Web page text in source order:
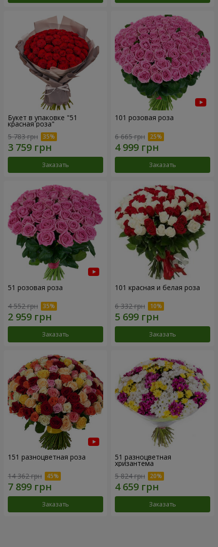
Букет в упаковке "51
красная роза"
5 783 грн
Заказать
101 розовая роза
6 665 грн
Заказать
51 розовая роза
4 552 грн
Заказать
101 красная и белая роза
6 332 грн
Заказать
151 разноцветная роза
14 362 грн
Заказать
51 разноцветная
хризантема
5 824 грн
Заказать